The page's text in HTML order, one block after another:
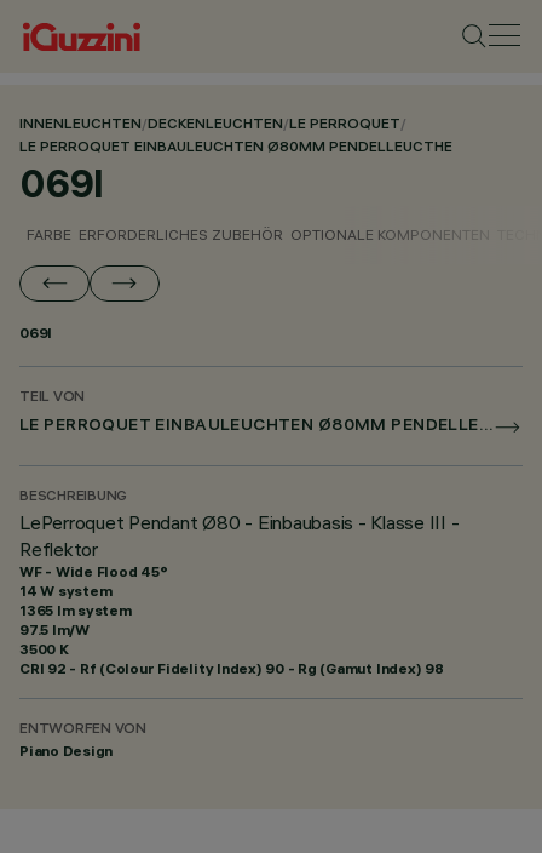
INNENLEUCHTEN/DECKENLEUCHTEN/LE PERROQUET/
LE PERROQUET EINBAULEUCHTEN Ø80MM PENDELLEUCTHE
069I
FARBE ERFORDERLICHES ZUBEHÖR OPTIONALE KOMPONENTEN
069I
TEIL VON
LE PERROQUET EINBAULEUCHTEN Ø80MM PENDELLEUCTHE
BESCHREIBUNG
LePerroquet Pendant Ø80 - Einbaubasis - Klasse III -
Reflektor
WF - Wide Flood 45°
14 W system
1365 lm system
97.5 lm/W
3500 K
CRI 92 - Rf (Colour Fidelity Index) 90 - Rg (Gamut Index) 98
ENTWORFEN VON
Piano Design